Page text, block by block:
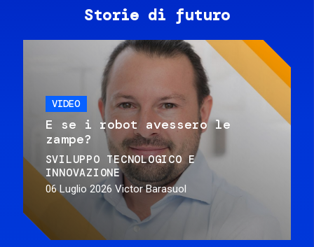
Storie di futuro
VIDEO
E se i robot avessero le
zampe?
SVILUPPO TECNOLOGICO E
INNOVAZIONE
06 Luglio 2026 Victor Barasuol